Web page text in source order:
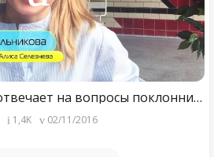
Дарья Мельникова отвечает на вопросы поклонников мультсериала "Алиса знает, что делать!"
1,4K 02/11/2016